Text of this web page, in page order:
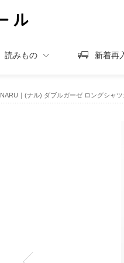
読みもの 新着再
NARU｜(ナル) ダブルガーゼ ロングシャ